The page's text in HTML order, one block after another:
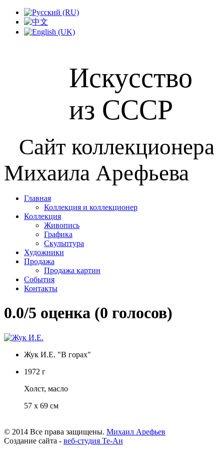
Искусство
из СССР
Сайт коллекционера
Михаила Арефьева
Главная
Коллекция и коллекционер
Коллекция
Живопись
Графика
Скульптура
Художники
Продажа
Продажа картин
События
Контакты
0.0/5 оценка (0 голосов)
Жук И.Е. "В горах"
1972 г
Холст, масло
57 х 69 см
© 2014 Все права защищены. Михаил Арефьев
Создание сайта - веб-студия Те-Ан